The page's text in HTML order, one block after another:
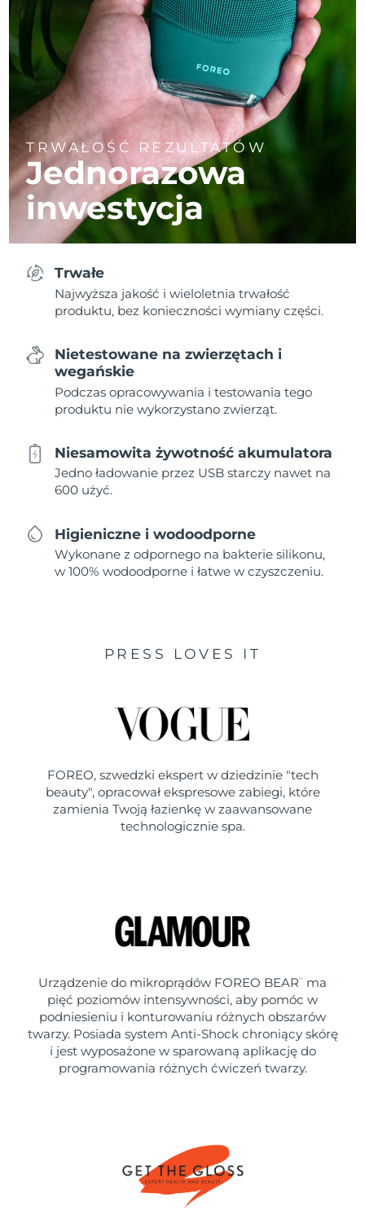
TRWAŁOŚĆ REZULTATÓW
Jednorazowa
inwestycja
Trwałe
Najwyższa jakość i wieloletnia trwałość
produktu, bez konieczności wymiany części.
Nietestowane na zwierzętach i
wegańskie
Podczas opracowywania i testowania tego
produktu nie wykorzystano zwierząt.
Niesamowita żywotność akumulatora
Jedno ładowanie przez USB starczy nawet na
600 użyć.
Higieniczne i wodoodporne
Wykonane z odpornego na bakterie silikonu,
w 100% wodoodporne i łatwe w czyszczeniu.
PRESS LOVES IT
FOREO, szwedzki ekspert w dziedzinie "tech
beauty", opracował ekspresowe zabiegi, które
zamienia Twoją łazienkę w zaawansowane
technologicznie spa.
Urządzenie do mikroprądów FOREO BEAR ™
ma
pięć poziomów intensywności, aby pomóc w
podniesieniu i konturowaniu różnych obszarów
twarzy. Posiada system Anti-Shock chroniący skórę
i jest wyposażone w sparowaną aplikację do
programowania różnych ćwiczeń twarzy.